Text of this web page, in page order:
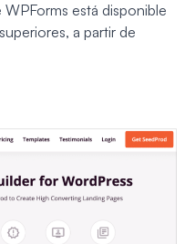
está disponible
a partir de